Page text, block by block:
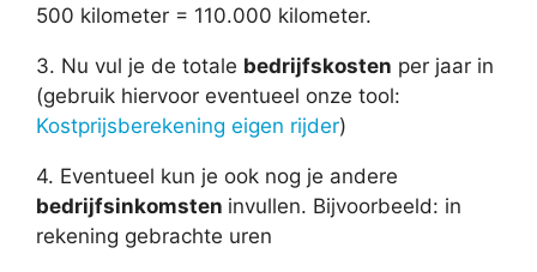
500 kilometer = 110.000 kilometer.
3. Nu vul je de totale bedrijfskosten per jaar in
(gebruik hiervoor eventueel onze tool:
Kostprijsberekening eigen rijder)
4. Eventueel kun je ook nog je andere
bedrijfsinkomsten invullen. Bijvoorbeeld: in
rekening gebrachte uren